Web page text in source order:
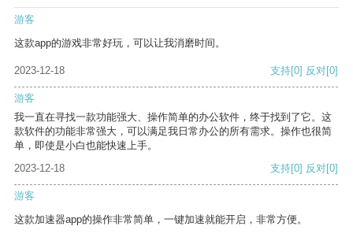
游客
这款app的游戏非常好玩，可以让我消磨时间。
2023-12-18 支持[0] 反对[0]
游客
我一直在寻找一款功能强大、操作简单的办公软件，终于找到了它。这
款软件的功能非常强大，可以满足我日常办公的所有需求。操作也很简
单，即使是小白也能快速上手。
2023-12-18
支持[0] 反对[0]
游客
这款加速器app的操作非常简单，一键加速就能开启，非常方便。